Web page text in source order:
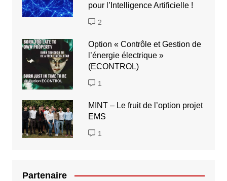
pour l’Intelligence Artificielle !
2
Option « Contrôle et Gestion de
l’énergie électrique »
(ECONTROL)
1
MINT – Le fruit de l’option projet
EMS
1
Partenaire